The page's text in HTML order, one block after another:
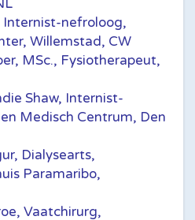
Internist-nefroloog,
Willemstad, CW
MSc., Fysiotherapeut,
Shaw, Internist-
Medisch Centrum, Den
Dialysearts,
Paramaribo,
Vaatchirurg,